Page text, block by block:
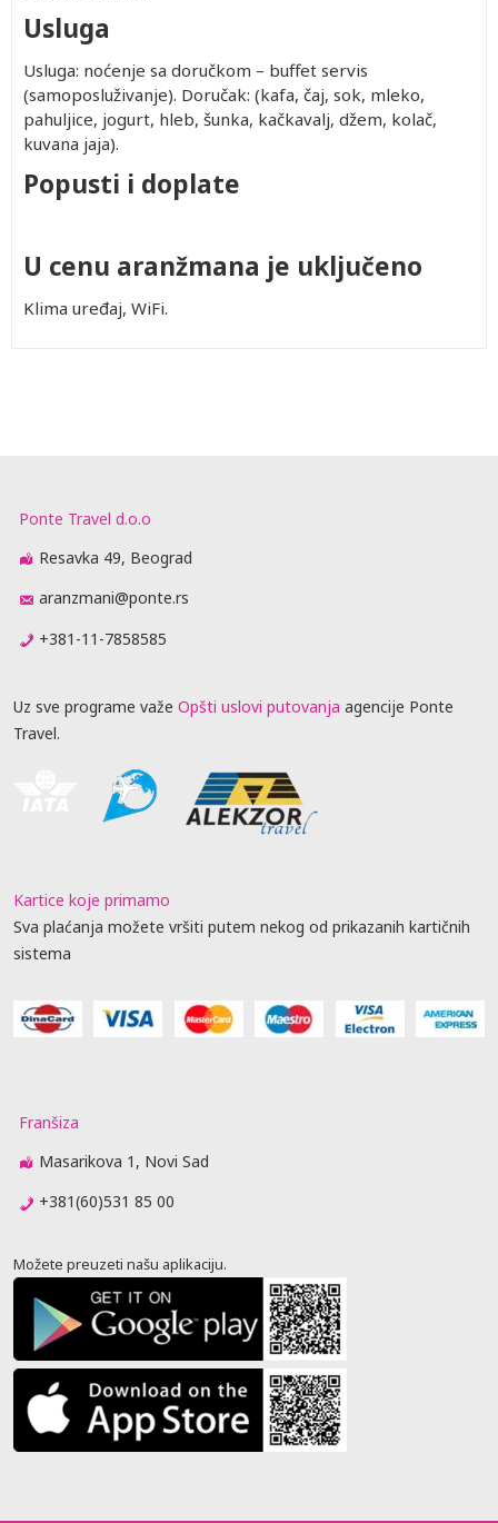
Usluga
Usluga: noćenje sa doručkom – buffet servis
(samoposluživanje). Doručak: (kafa, čaj, sok, mleko,
pahuljice, jogurt, hleb, šunka, kačkavalj, džem, kolač,
kuvana jaja).
Popusti i doplate
U cenu aranžmana je uključeno
Klima uređaj, WiFi.
Ponte Travel d.o.o
Resavka 49, Beograd
aranzmani@ponte.rs
+381-11-7858585
Uz sve programe važe Opšti uslovi putovanja agencije Ponte
Travel.
Kartice koje primamo
Sva plaćanja možete vršiti putem nekog od prikazanih kartičnih
sistema
Franšiza
Masarikova 1, Novi Sad
+381(60)531 85 00
Možete preuzeti našu aplikaciju.